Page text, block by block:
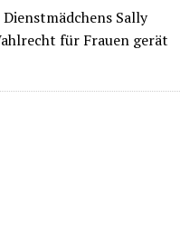
Sally
für Frauen gerät